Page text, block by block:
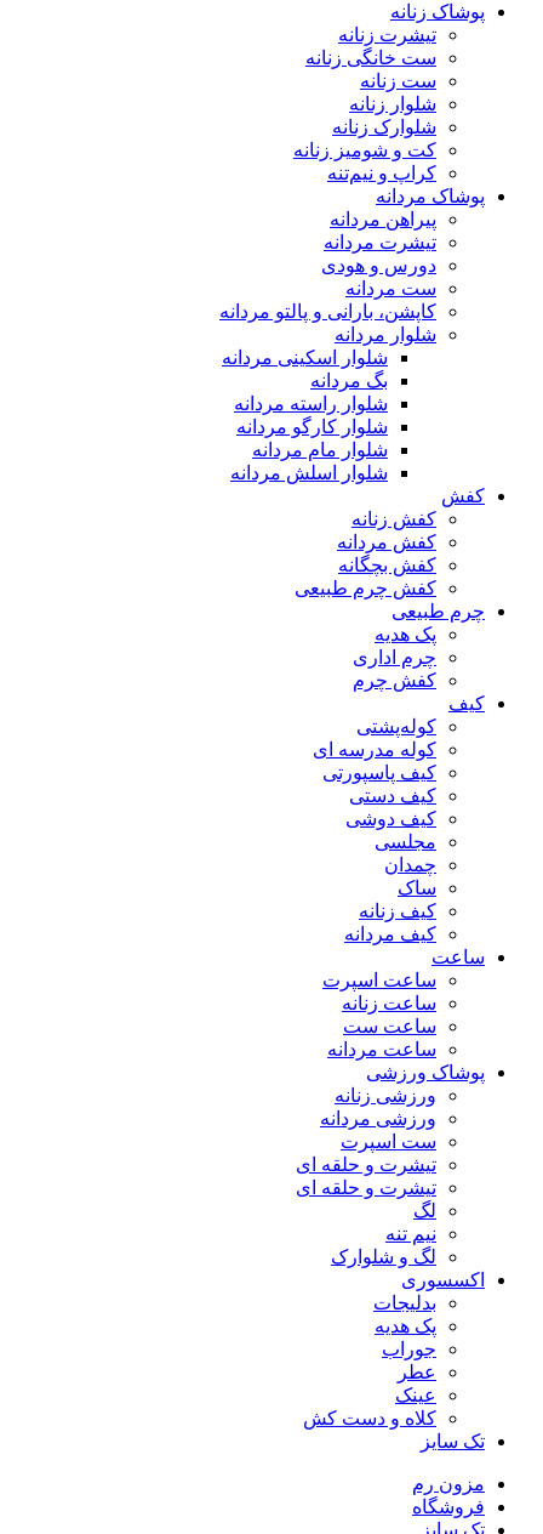
پوشاک زنانه
تیشرت زنانه
ست خانگی زنانه
ست زنانه
شلوار زنانه
شلوارک زنانه
کت و شومیز زنانه
کراپ و نیم‌تنه
پوشاک مردانه
پیراهن مردانه
تیشرت مردانه
دورس و هودی
ست مردانه
کاپشن، بارانی و پالتو مردانه
شلوار مردانه
شلوار اسکینی مردانه
بگ مردانه
شلوار راسته مردانه
شلوار کارگو مردانه
شلوار مام مردانه
شلوار اسلش مردانه
کفش
کفش زنانه
کفش مردانه
کفش بچگانه
کفش چرم طبیعی
چرم طبیعی
پک هدیه
چرم اداری
کفش چرم
کیف
کوله‌پشتی
کوله مدرسه ای
کیف پاسپورتی
کیف دستی
کیف دوشی
مجلسی
چمدان
ساک
کیف زنانه
کیف مردانه
ساعت
ساعت اسپرت
ساعت زنانه
ساعت ست
ساعت مردانه
پوشاک ورزشی
ورزشی زنانه
ورزشی مردانه
ست اسپرت
تیشرت و حلقه ای
تیشرت و حلقه ای
لگ
نیم تنه
لگ و شلوارک
اکسسوری
بدلیجات
پک هدیه
جوراب
عطر
عینک
کلاه و دست کش
تک سایز
مزون رم
فروشگاه